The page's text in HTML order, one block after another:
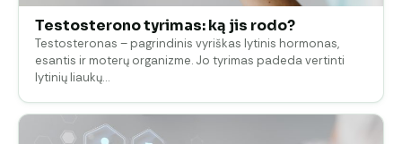
Testosterono tyrimas: ką jis rodo?
Testosteronas – pagrindinis vyriškas lytinis hormonas,
esantis ir moterų organizme. Jo tyrimas padeda vertinti
lytinių liaukų…